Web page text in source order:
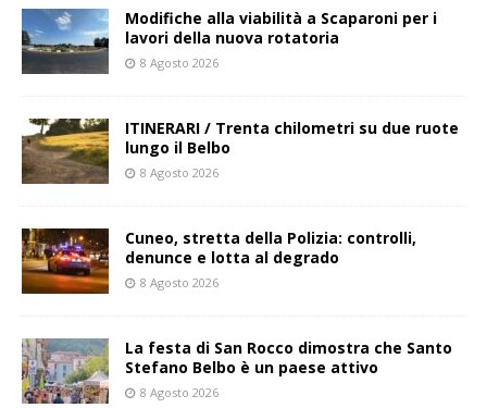
Modifiche alla viabilità a Scaparoni per i
lavori della nuova rotatoria
8 Agosto 2026
ITINERARI / Trenta chilometri su due ruote
lungo il Belbo
8 Agosto 2026
Cuneo, stretta della Polizia: controlli,
denunce e lotta al degrado
8 Agosto 2026
La festa di San Rocco dimostra che Santo
Stefano Belbo è un paese attivo
8 Agosto 2026